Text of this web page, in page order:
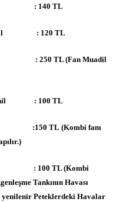
: 140 TL
Dahil : 120 TL
: 250 TL (Fan Muadil
Dahil : 100 TL
TL (Kombi fanı
: 100 TL (Kombi
Tankının Havası
Peteklerdeki Havalar